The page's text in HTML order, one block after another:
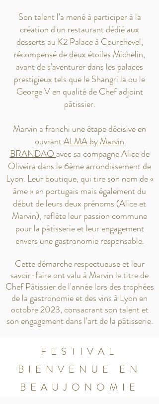
Son talent l'a mené à participer à la
création d'un restaurant dédié aux
desserts au K2 Palace à Courchevel,
récompensé de deux étoiles Michelin,
avant de s'aventurer dans les palaces
prestigieux tels que le Shangri la ou le
George V en qualité de Chef adjoint
pâtissier.
Marvin a franchi une étape décisive en
ouvrantALMA by Marvin
BRANDAO avec sa compagne Alice de
Oliveira dans le 6ème arrondissement de
Lyon. Leur boutique, qui tire son nom de «
âme » en portugais mais également du
début de leurs deux prénoms (Alice et
Marvin), reflète leur passion commune
pour la pâtisserie et leur engagement
envers une gastronomie responsable.
Cette démarche respectueuse et leur
savoir-faire ont valu à Marvin le titre de
Chef Pâtissier de l'année lors des trophées
de la gastronomie et des vins à Lyon en
octobre 2023, consacrant son talent et
son engagement dans l'art de la pâtisserie.
FESTIVAL
BIENVENUE EN
BEAUJONOMIE